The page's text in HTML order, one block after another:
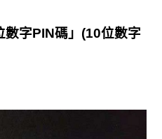
字PIN碼」(10位數字